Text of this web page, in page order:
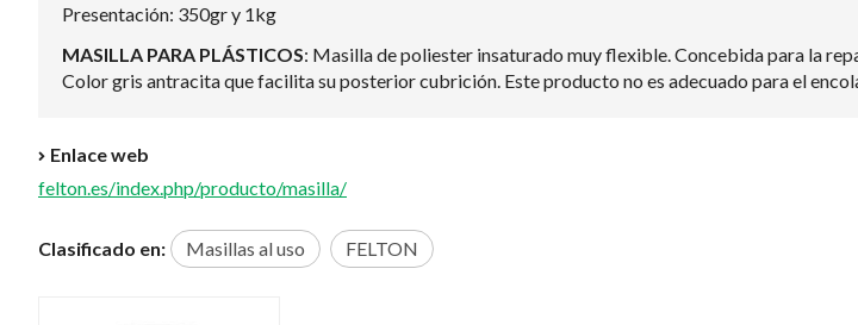
Presentación: 350gr y 1kg
MASILLA PARA PLÁSTICOS: Masilla de poliester insaturado muy flexible. Concebida para la
Color gris antracita que facilita su posterior cubrición. Este producto no es adecuado para el
Enlace web
felton.es/index.php/producto/masilla/
Clasificado en: Masillas al uso FELTON